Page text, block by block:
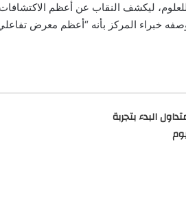
ليكشف النقاب عن أعظم
خبراء المركز بأنه “أعظم معرض
البدء بتجربة